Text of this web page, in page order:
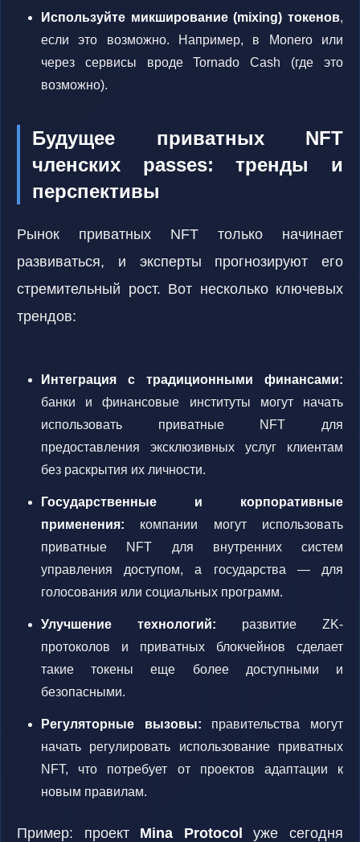
Используйте микширование (mixing) токенов,
если это возможно. Например, в Monero или
через сервисы вроде Tornado Cash (где это
возможно).
Будущее приватных NFT
членских passes: тренды и
перспективы
Рынок приватных NFT только начинает
развиваться, и эксперты прогнозируют его
стремительный рост. Вот несколько ключевых
трендов:
Интеграция с традиционными финансами:
банки и финансовые институты могут начать
использовать приватные NFT для
предоставления эксклюзивных услуг клиентам
без раскрытия их личности.
Государственные и корпоративные
применения: компании могут использовать
приватные NFT для внутренних систем
управления доступом, а государства — для
голосования или социальных программ.
Улучшение технологий: развитие ZK-
протоколов и приватных блокчейнов сделает
такие токены еще более доступными и
безопасными.
Регуляторные вызовы: правительства могут
начать регулировать использование приватных
NFT, что потребует от проектов адаптации к
новым правилам.
Пример: проект Mina Protocol
уже сегодня